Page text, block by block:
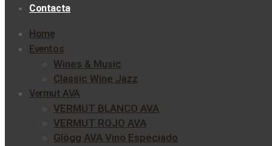
Contacta
Home
Eventos
Wines & Music
Classic Wine Jazz
Vermut AVA
VERMUT BLANCO AVA
VERMUT ROJO AVA
Glögg AVA Vino Especiado